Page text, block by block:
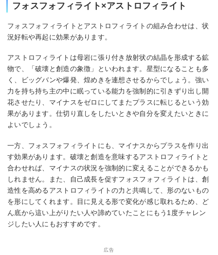
フォスフォフィライト×アストロフィライト
フォスフォフィライトとアストロフィライトの組み合わせは、状
況好転や再起に効果があります。
アストロフィライトは母岩に張り付き放射状の結晶を形成する鉱
物で、「破壊と創造の象徴」といわれます。星型になることも多
く、ビッグバンや爆発、煌めきを連想させるからでしょう。強い
力を持ち持ち主の中に眠っている能力を強制的に引きずり出し開
花させたり、マイナスをゼロにしてまたプラスに転じるという効
果があります。仕切り直しをしたいときや自分を変えたいときに
よいでしょう。
一方、フォスフォフィライトにも、マイナスからプラスを作り出
す効果があります。破壊と創造を意味するアストロフィライトと
合わせれば、マイナスの状況を強制的に変えることができるかも
しれません。また、自己成長を促すフォスフォフィライトは、創
造性を高めるアストロフィライトの力と共鳴して、形のないもの
を形にしてくれます。目に見える形で変化が感じ取れるため、ど
ん底から這い上がりたい人や諦めていたことにもう1度チャレン
ジしたい人にもおすすめです。
広告